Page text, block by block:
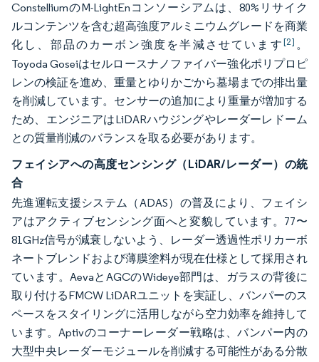
ConstelliumのM-LightEnコンソーシアムは、80%リサイク
ルコンテンツを含む超高強度アルミニウムグレードを商業
化し、部品のカーボン強度を半減させています[2] 。
Toyoda Goseiはセルロースナノファイバー強化ポリプロピ
レンの検証を進め、重量とゆりかごから墓場までの排出量
を削減しています。センサーの追加により重量が増加する
ため、エンジニアはLiDARハウジングやレーダーレドーム
との質量削減のバランスを取る必要があります。
フェイシアへの高度センシング（LiDAR/レーダー）の統
合
先進運転支援システム（ADAS）の普及により、フェイシ
アはアクティブセンシング面へと変貌しています。77〜
81GHz信号が減衰しないよう、レーダー透過性ポリカーボ
ネートブレンドおよび薄膜塗料が現在仕様として採用され
ています。AevaとAGCのWideye部門は、ガラスの背後に
取り付けるFMCW LiDARユニットを実証し、バンパーのス
ペースをスタイリングに活用しながら空力効率を維持して
います。Aptivのコーナーレーダー戦略は、バンパー内の
大型中央レーダーモジュールを削減する可能性がある分散